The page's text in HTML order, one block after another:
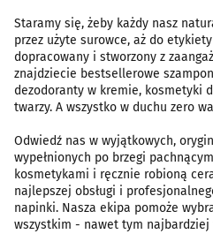
Staramy się, żeby każdy nasz
przez użyte surowce, aż do
dopracowany i stworzony z
znajdziecie bestsellerowe
dezodoranty w kremie, kosmetyki
twarzy. A wszystko w duchu zero
Odwiedź nas w wyjątkowych,
wypełnionych po brzegi
kosmetykami i ręcznie robioną
najlepszej obsługi i
napinki. Nasza ekipa pomoże
wszystkim - nawet tym najbardziej